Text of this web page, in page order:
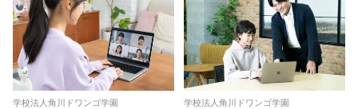
学校法人角川ドワンゴ学園 学校法人角川ドワンゴ学園